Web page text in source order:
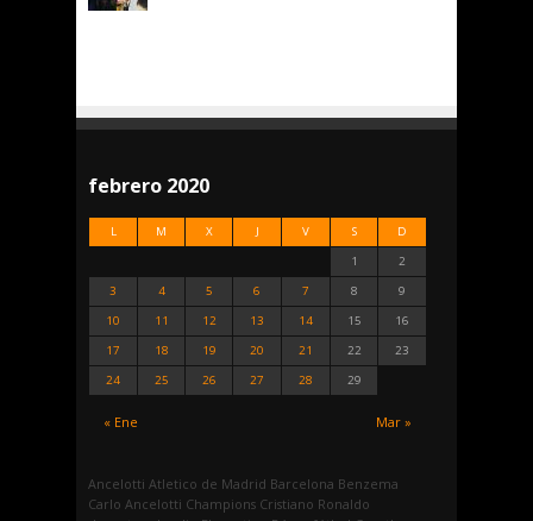
febrero 2020
L M X J V S D
« Ene Mar »
1
2
3
4 5 6 7 8
9
10
11 12 13 14 15
16
17
18 19 20 21 22
23
24
25 26 27 28 29
Ancelotti Atletico de Madrid Barcelona Benzema
Carlo Ancelotti Champions Cristiano Ronaldo